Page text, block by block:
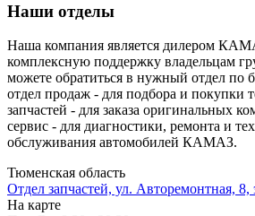
Наши отделы
Наша компания является дилером
комплексную поддержку владельцам
можете обратиться в нужный отдел по
отдел продаж - для подбора и покупки
запчастей - для заказа оригинальных
сервис - для диагностики, ремонта и
обслуживания автомобилей КАМАЗ.
Тюменская область
Отдел запчастей, ул. Авторемонтная, 8,
На карте